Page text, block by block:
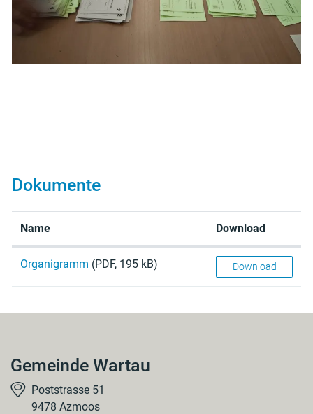
Dokumente
Name Download
Organigramm (PDF, 195 kB) Download
Gemeinde Wartau
Poststrasse 51
9478 Azmoos